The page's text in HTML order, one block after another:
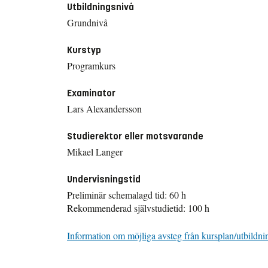
Utbildningsnivå
Grundnivå
Kurstyp
Programkurs
Examinator
Lars Alexandersson
Studierektor eller motsvarande
Mikael Langer
Undervisningstid
Preliminär schemalagd tid: 60 h
Rekommenderad självstudietid: 100 h
Information om möjliga avsteg från kursplan/